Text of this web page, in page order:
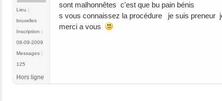
Lieu :
bruxelles
Inscription :
08-09-2009
Messages :
125
sont malhonnêtes c'est que bu pain bénis
s vous connaissez la procédure je suis preneur
merci a vous
Hors ligne